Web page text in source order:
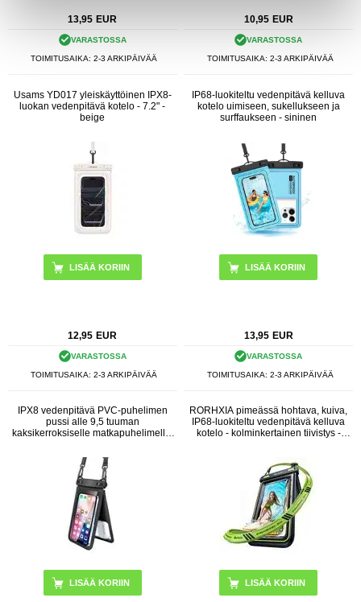
13,95 EUR
VARASTOSSA
TOIMITUSAIKA: 2-3 ARKIPÄIVÄÄ
10,95 EUR
VARASTOSSA
TOIMITUSAIKA: 2-3 ARKIPÄIVÄÄ
Usams YD017 yleiskäyttöinen IPX8-
luokan vedenpitävä kotelo - 7.2" -
beige
12,95 EUR
VARASTOSSA
TOIMITUSAIKA: 2-3 ARKIPÄIVÄÄ
IP68-luokiteltu vedenpitävä kelluva
kotelo uimiseen, sukellukseen ja
surffaukseen - sininen
13,95 EUR
VARASTOSSA
TOIMITUSAIKA: 2-3 ARKIPÄIVÄÄ
IPX8 vedenpitävä PVC-puhelimen
pussi alle 9,5 tuuman
kaksikerroksiselle matkapuhelimelle,
musta
RORHXIA pimeässä hohtava, kuiva,
IP68-luokiteltu vedenpitävä kelluva
kotelo - kolminkertainen tiivistys -